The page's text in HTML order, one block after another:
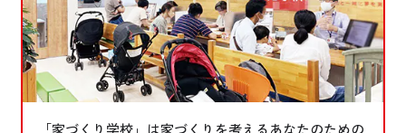
「家づくり学校」は家づくりを考えるあなたのための